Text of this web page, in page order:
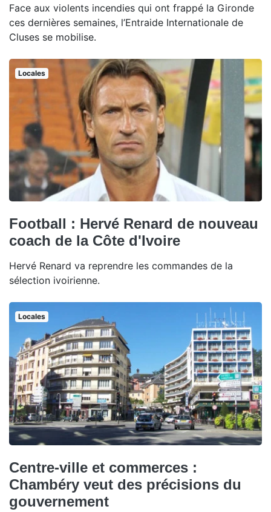
Face aux violents incendies qui ont frappé la Gironde
ces dernières semaines, l’Entraide Internationale de
Cluses se mobilise.
Locales
Football : Hervé Renard de nouveau
coach de la Côte d'Ivoire
Hervé Renard va reprendre les commandes de la
sélection ivoirienne.
Locales
Centre-ville et commerces :
Chambéry veut des précisions du
gouvernement